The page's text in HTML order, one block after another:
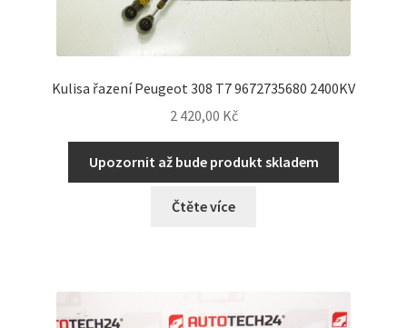
Kulisa řazení Peugeot 308 T7 9672735680 2400KV
2 420,00 Kč
Upozornit až bude produkt skladem
Čtěte více